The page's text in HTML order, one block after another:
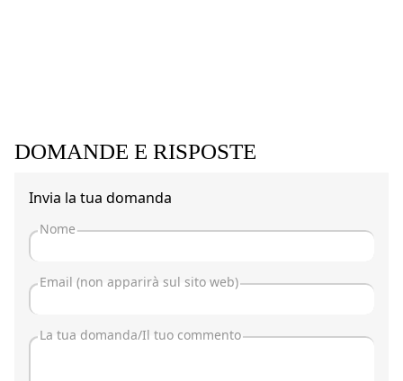
DOMANDE E RISPOSTE
Invia la tua domanda